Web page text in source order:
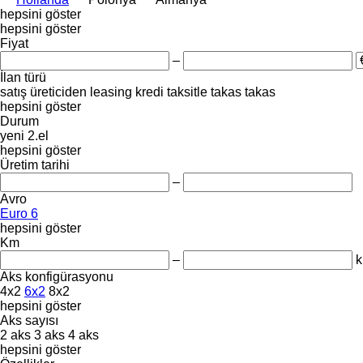
hepsini göster
hepsini göster
Fiyat
–
İlan türü
satış üreticiden leasing kredi taksitle takas takas
hepsini göster
Durum
yeni 2.el
hepsini göster
Üretim tarihi
–
Avro
Euro 6
hepsini göster
Km
–
Aks konfigürasyonu
4x2 6x2 8x2
hepsini göster
Aks sayısı
2 aks 3 aks 4 aks
hepsini göster